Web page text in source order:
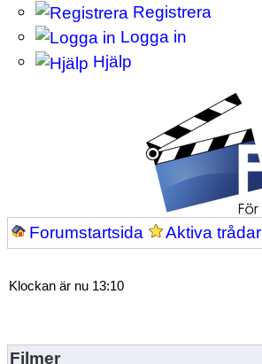
Registrera
Logga in
Hjälp
Forumstartsida Aktiva trådar
Klockan är nu 13:10
Filmer